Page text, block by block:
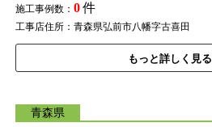
施工事例数： 0件
工事店住所：青森県弘前市八幡字古喜田
もっと詳しく見る
青森県